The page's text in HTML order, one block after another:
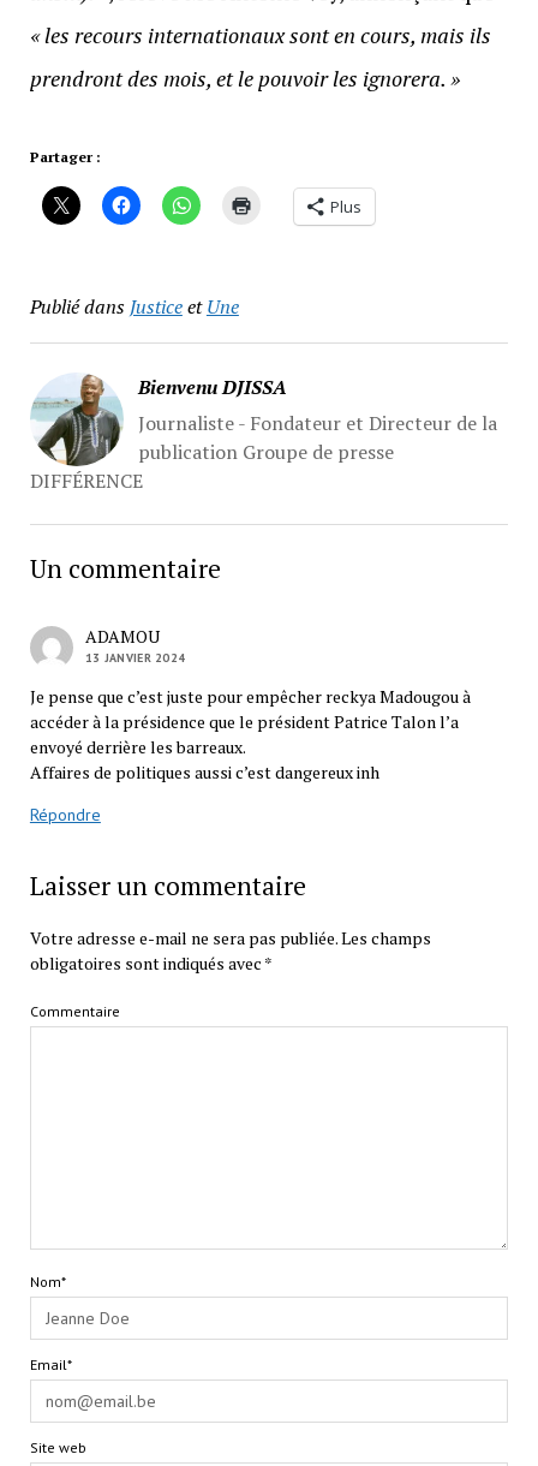
« les recours internationaux sont en cours, mais ils
prendront des mois, et le pouvoir les ignorera. »
Partager :
Plus
Publié dans JusticeetUne
Bienvenu DJISSA
Journaliste - Fondateur et Directeur de la
publication Groupe de presse
DIFFÉRENCE
Un commentaire
ADAMOU
13 JANVIER 2024
Je pense que c’est juste pour empêcher reckya Madougou à
accéder à la présidence que le président Patrice Talon l’a
envoyé derrière les barreaux.
Affaires de politiques aussi c’est dangereux inh
Répondre
Laisser un commentaire
Votre adresse e-mail ne sera pas publiée.Les champs
obligatoires sont indiqués avec *
Commentaire
Nom*
Email*
Site web